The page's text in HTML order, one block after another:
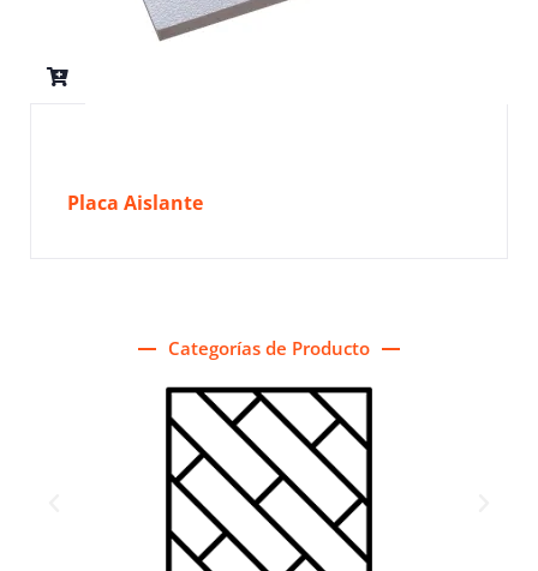
Placa Aislante
Categorías de Producto